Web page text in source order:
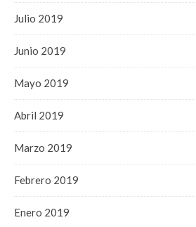
Julio 2019
Junio 2019
Mayo 2019
Abril 2019
Marzo 2019
Febrero 2019
Enero 2019